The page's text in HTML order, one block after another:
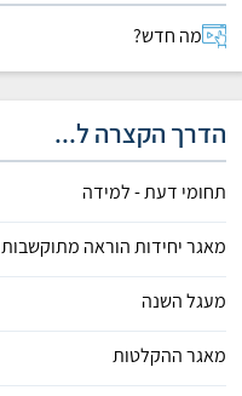
מה חדש?
הדרך הקצרה ל...
תחומי דעת - למידה
מאגר יחידות הוראה מתוקשבות
מעגל השנה
מאגר ההקלטות